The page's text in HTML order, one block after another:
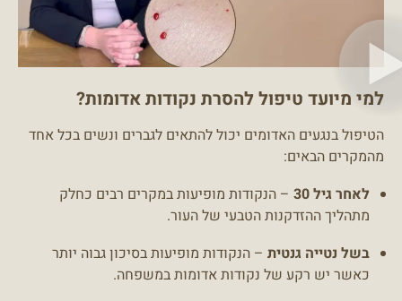
למי מיועד טיפול להסרת נקודות אדומות?
הטיפול בנגעים האדומים יכול להתאים לגברים ונשים בכל אחד
מהמקרים הבאים:
לאחר גיל 30
– הנקודות מופיעות במקרים רבים כחלק
מתהליך ההזדקנות הטבעי של העור.
בשל נטייה גנטית – הנקודות מופיעות בסיכון גבוה יותר
כאשר יש רקע של נקודות אדומות במשפחה.